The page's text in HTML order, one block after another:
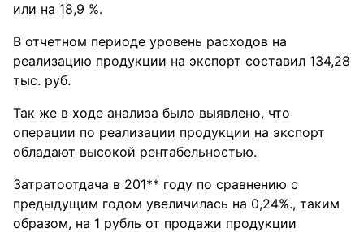
или на 18,9 %.
В отчетном периоде уровень расходов на
реализацию продукции на экспорт составил 134,28
тыс. руб.
Так же в ходе анализа было выявлено, что
операции по реализации продукции на экспорт
обладают высокой рентабельностью.
Затратоотдача в 201** году по сравнению с
предыдущим годом увеличилась на 0,24%., таким
образом, на 1 рубль от продажи продукции